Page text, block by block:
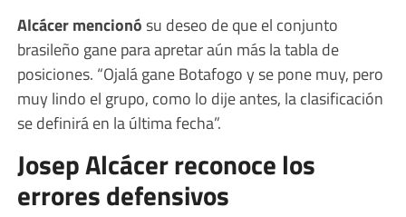
Alcácer mencionósu deseo de que el conjunto
brasileño gane para apretar aún más la tabla de
posiciones. “Ojalá gane Botafogo y se pone muy, pero
muy lindo el grupo, como lo dije antes, la clasificación
se definirá en la última fecha”.
Josep Alcácer reconoce los
errores defensivos